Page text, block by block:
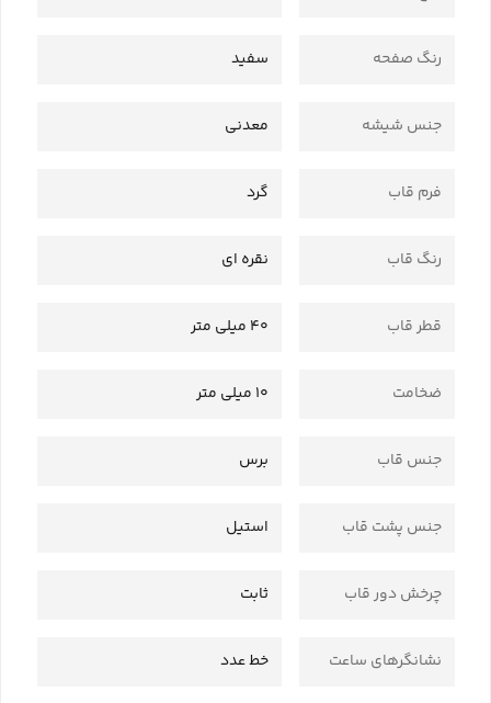
رنگ صفحه سفید
جنس شیشه معدنی
فرم قاب گرد
رنگ قاب نقره ای
قطر قاب 40 میلی متر
ضخامت 10 میلی متر
جنس قاب برس
جنس پشت قاب استیل
چرخش دور قاب ثابت
نشانگرهای ساعت خط عدد